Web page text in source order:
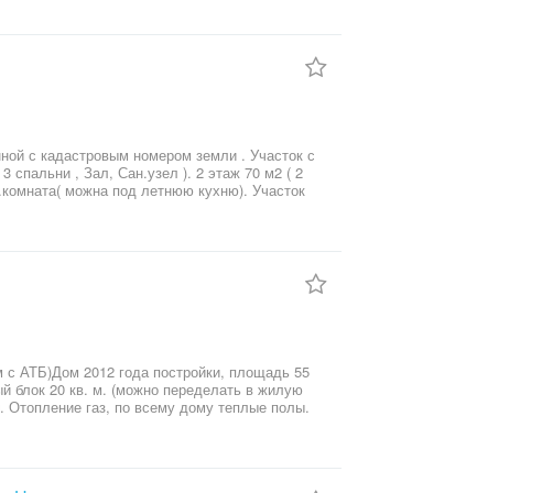
дубом,перила метал
с кадастровым номером земли . Участок с
, Зал, Сан.узел ). 2 этаж 70 м2 ( 2
можна под летнюю кухню). Участок
АТБ)Дом 2012 года постройки, площадь 55
блок 20 кв. м. (можно переделать в жилую
Отопление газ, по всему дому теплые полы.